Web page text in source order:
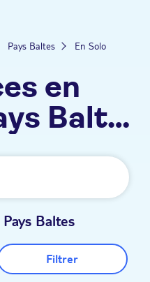
Pays Baltes En Solo
en
Baltes
Baltes
Filtrer